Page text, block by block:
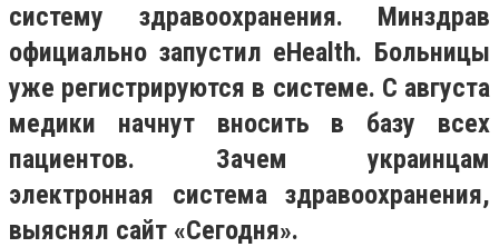
систему здравоохранения. Минздрав
официально запустил eHealth. Больницы
уже регистрируются в системе. С августа
медики начнут вносить в базу всех
пациентов. Зачем украинцам
электронная система здравоохранения,
выяснял сайт «Сегодня».